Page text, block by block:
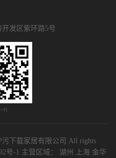
发区紫环路5号
一扫
下载家居有限公司 All rights
号-1 主营区域： 湖州 上海 金华